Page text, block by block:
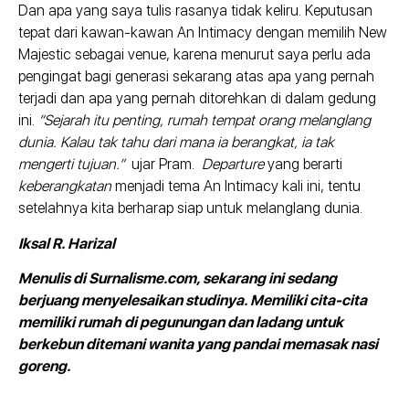
Dan apa yang saya tulis rasanya tidak keliru. Keputusan
tepat dari kawan-kawan An Intimacy dengan memilih New
Majestic sebagai venue, karena menurut saya perlu ada
pengingat bagi generasi sekarang atas apa yang pernah
terjadi dan apa yang pernah ditorehkan di dalam gedung
ini. “Sejarah itu penting, rumah tempat orang melanglang
dunia. Kalau tak tahu dari mana ia berangkat, ia tak
mengerti tujuan.”ujar Pram. Departureyang berarti
keberangkatanmenjadi tema An Intimacy kali ini, tentu
setelahnya kita berharap siap untuk melanglang dunia.
Iksal R. Harizal
Menulis di Surnalisme.com, sekarang ini sedang
berjuang menyelesaikan studinya. Memiliki cita-cita
memiliki rumah di pegunungan dan ladang untuk
berkebun ditemani wanita yang pandai memasak nasi
goreng.